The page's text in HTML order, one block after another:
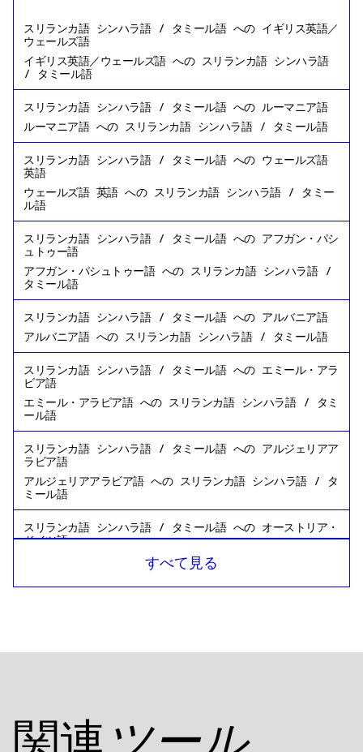
スリランカ語 シンハラ語 / タミール語への イギリス英語／
ウェールズ語
イギリス英語／ウェールズ語への スリランカ語 シンハラ語
/ タミール語
スリランカ語 シンハラ語 / タミール語への ルーマニア語
ルーマニア語への スリランカ語 シンハラ語 / タミール語
スリランカ語 シンハラ語 / タミール語への ウェールズ語
英語
ウェールズ語 英語への スリランカ語 シンハラ語 / タミー
ル語
スリランカ語 シンハラ語 / タミール語への アフガン・パシ
ュトゥー語
アフガン・パシュトゥー語への スリランカ語 シンハラ語 /
タミール語
スリランカ語 シンハラ語 / タミール語への アルバニア語
アルバニア語への スリランカ語 シンハラ語 / タミール語
スリランカ語 シンハラ語 / タミール語への エミール・アラ
ビア語
エミール・アラビア語への スリランカ語 シンハラ語 / タミ
ール語
スリランカ語 シンハラ語 / タミール語への アルジェリアア
ラビア語
アルジェリアアラビア語への スリランカ語 シンハラ語 / タ
ミール語
スリランカ語 シンハラ語 / タミール語への オーストリア・
ドイツ語
へのスリランカ語 シンハラ語 / タ
ル語
バーレーン・アラビア語
ミール語
すべて見る
関連